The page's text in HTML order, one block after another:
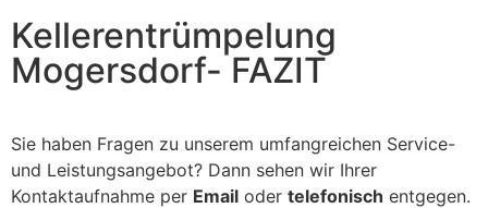
Kellerentrümpelung
Mogersdorf- FAZIT
Sie haben Fragen zu unserem umfangreichen Service-
und Leistungsangebot? Dann sehen wir Ihrer
Kontaktaufnahme per Email oder telefonisch entgegen.